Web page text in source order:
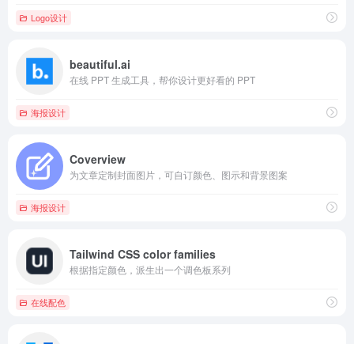
Logo设计
beautiful.ai
在线 PPT 生成工具，帮你设计更好看的 PPT
海报设计
Coverview
为文章定制封面图片，可自订颜色、图示和背景图案
海报设计
Tailwind CSS color families
根据指定颜色，派生出一个调色板系列
在线配色